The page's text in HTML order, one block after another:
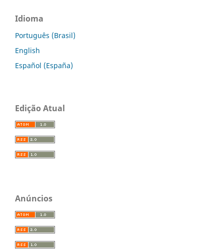
Idioma
Português (Brasil)
English
Español (España)
Edição Atual
Anúncios